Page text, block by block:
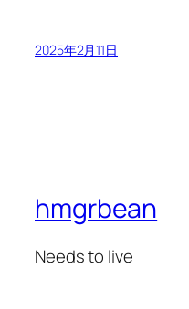
2025年2月11日
hmgrbean
Needs to live